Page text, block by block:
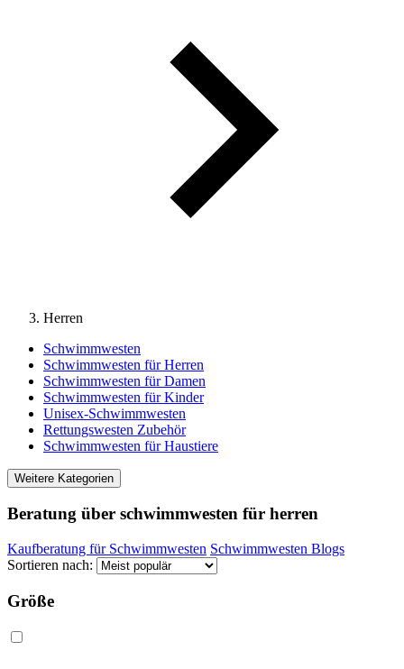
Herren
Schwimmwesten
Schwimmwesten für Herren
Schwimmwesten für Damen
Schwimmwesten für Kinder
Unisex-Schwimmwesten
Rettungswesten Zubehör
Schwimmwesten für Haustiere
Weitere Kategorien
Beratung über schwimmwesten für herren
Kaufberatung für Schwimmwesten Schwimmwesten Blogs
Sortieren nach:
Größe